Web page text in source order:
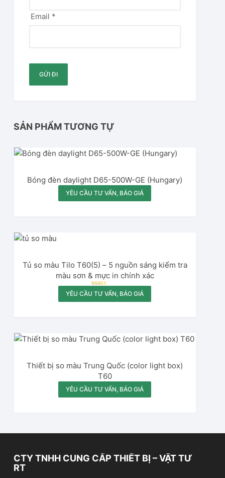
Email *
SẢN PHẨM TƯƠNG TỰ
Bóng đèn daylight D65-500W-GE (Hungary)
YÊU CẦU TƯ VẤN, BÁO GIÁ
Tủ so màu Tilo T60(5) – 5 nguồn sáng kiểm tra
màu sơn & mực in chính xác
Được xếp
hạng
YÊU CẦU TƯ VẤN, BÁO GIÁ
Thiết bị so màu Trung Quốc (color light box)
T60
YÊU CẦU TƯ VẤN, BÁO GIÁ
CTY TNHH CUNG CẤP THIẾT BỊ – VẬT TƯ
RT